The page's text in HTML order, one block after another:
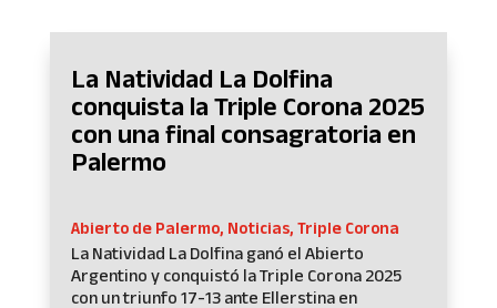
La Natividad La Dolfina
conquista la Triple Corona 2025
con una final consagratoria en
Palermo
Abierto de Palermo, Noticias, Triple Corona
La Natividad La Dolfina ganó el Abierto
Argentino y conquistó la Triple Corona 2025
con un triunfo 17-13 ante Ellerstina en